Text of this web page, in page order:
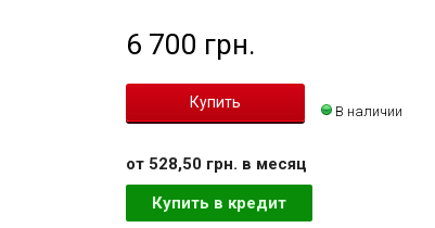
6 700 грн.
В наличии
от 528,50 грн. в месяц
Купить в кредит